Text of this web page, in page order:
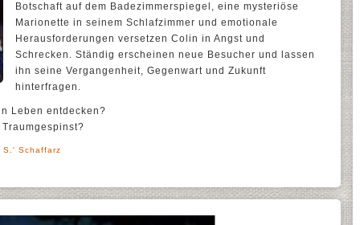
Botschaft auf dem Badezimmerspiegel, eine mysteriöse
Marionette in seinem Schlafzimmer und emotionale
Herausforderungen versetzen Colin in Angst und
Schrecken. Ständig erscheinen neue Besucher und lassen
ihn seine Vergangenheit, Gegenwart und Zukunft
hinterfragen.
Leben entdecken?
S.' Schaffarz